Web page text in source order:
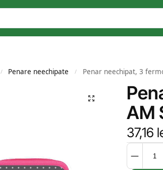
/ Penare neechipate / Penar neechipat, 3
AM
37,16